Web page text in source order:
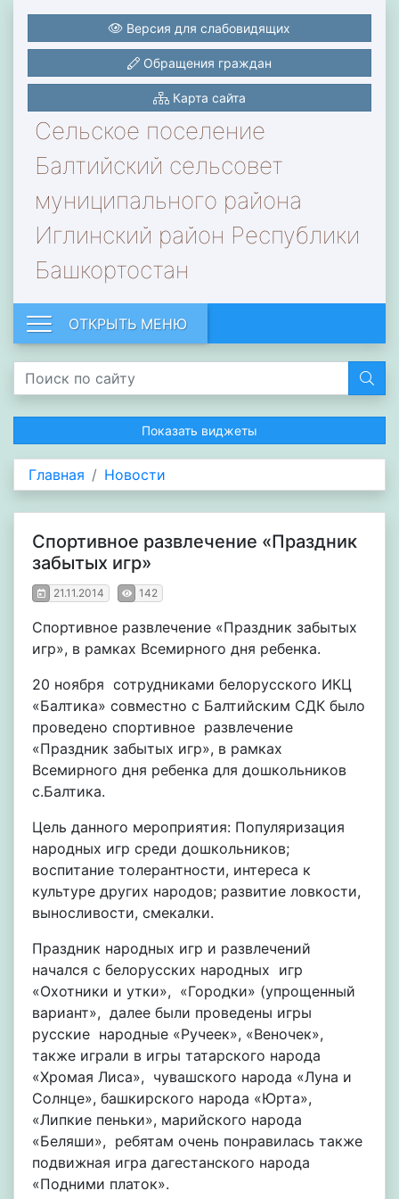
Сельское поселение
Балтийский сельсовет
муниципального района
Иглинский район Республики
Башкортостан
Версия для слабовидящих
Обращения граждан
Карта сайта
ОТКРЫТЬ МЕНЮ
Показать виджеты
Главная Новости
Cпортивное развлечение «Праздник
забытых игр»
21.11.2014 142
Спортивное развлечение «Праздник забытых
игр», в рамках Всемирного дня ребенка.
20 ноября сотрудниками белорусского ИКЦ
«Балтика» совместно с Балтийским СДК было
проведено спортивное развлечение
«Праздник забытых игр», в рамках
Всемирного дня ребенка для дошкольников
с.Балтика.
Цель данного мероприятия: Популяризация
народных игр среди дошкольников;
воспитание толерантности, интереса к
культуре других народов; развитие ловкости,
выносливости, смекалки.
Праздник народных игр и развлечений
начался с белорусских народных игр
«Охотники и утки», «Городки» (упрощенный
вариант», далее были проведены игры
русские народные «Ручеек», «Веночек»,
также играли в игры татарского народа
«Хромая Лиса», чувашского народа «Луна и
Солнце», башкирского народа «Юрта»,
«Липкие пеньки», марийского народа
«Беляши», ребятам очень понравилась также
подвижная игра дагестанского народа
«Подними платок».